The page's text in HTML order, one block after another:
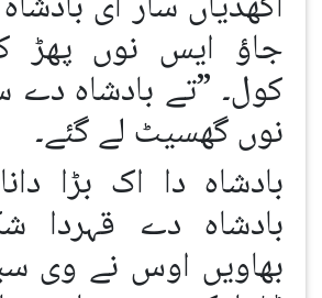
جاؤ ایس نوں پھڑ
کول۔ ”تے بادشاہ دے
نوں گھسیٹ لے گئے۔
بادشاہ دا اک بڑا
بادشاہ دے قہردا
بھاویں اوس نے وی